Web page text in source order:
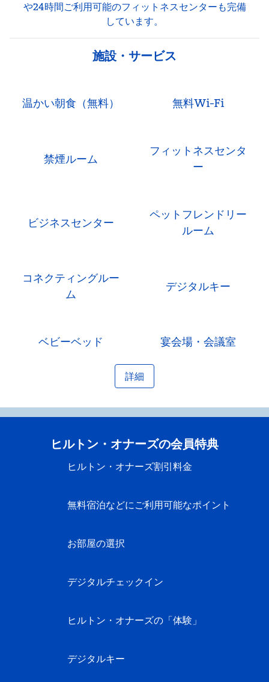
や24時間ご利用可能のフィットネスセンターも完備
しています。
施設・サービス
温かい朝食（無料） 無料Wi-Fi
禁煙ルーム
フィットネスセンタ
ー
ビジネスセンター
ペットフレンドリー
ルーム
コネクティングルー
ム
デジタルキー
ベビーベッド 宴会場・会議室
詳細
ヒルトン・オナーズの会員特典
ヒルトン・オナーズ割引料金
無料宿泊などにご利用可能なポイント
お部屋の選択
デジタルチェックイン
ヒルトン・オナーズの「体験」
デジタルキー